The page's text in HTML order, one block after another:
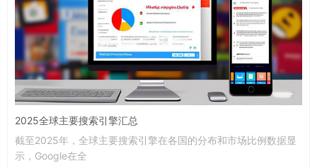
2025全球主要搜索引擎汇总
截至2025年，全球主要搜索引擎在各国的分布和市场比例数据显
示，Google在全